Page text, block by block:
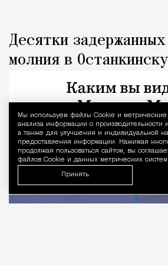
Мы используем файлы Сookie и метрические
анализа информации о производительности
а также для улучшения и индивидуальной
предоставления информации. Нажимая
продолжая пользоваться сайтом, вы
файлов Cookie и данных метрических систем.
Принять
Десятки
молния в
последствия ночной